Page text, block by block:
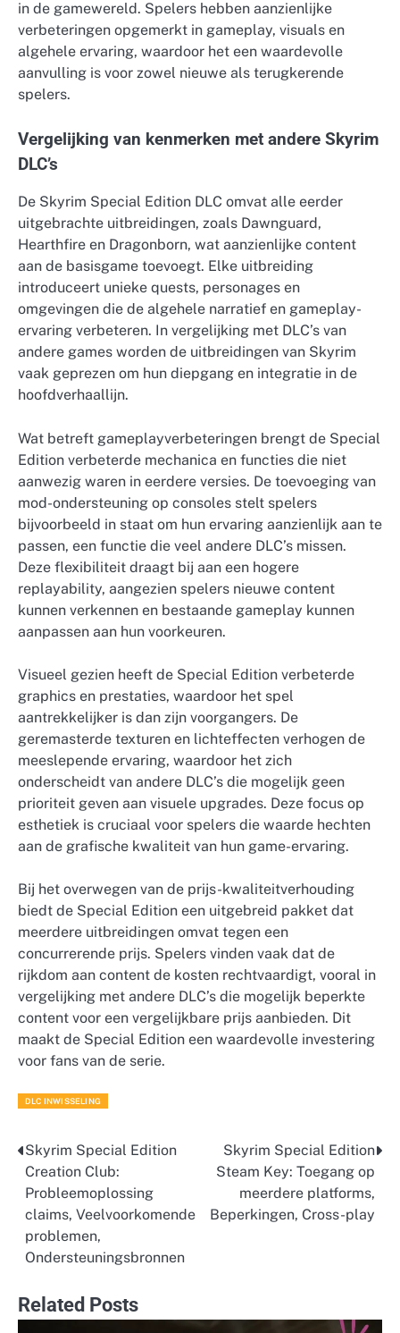
in de gamewereld. Spelers hebben aanzienlijke
verbeteringen opgemerkt in gameplay, visuals en
algehele ervaring, waardoor het een waardevolle
aanvulling is voor zowel nieuwe als terugkerende
spelers.
Vergelijking van kenmerken met andere Skyrim
DLC’s
De Skyrim Special Edition DLC omvat alle eerder
uitgebrachte uitbreidingen, zoals Dawnguard,
Hearthfire en Dragonborn, wat aanzienlijke content
aan de basisgame toevoegt. Elke uitbreiding
introduceert unieke quests, personages en
omgevingen die de algehele narratief en gameplay-
ervaring verbeteren. In vergelijking met DLC’s van
andere games worden de uitbreidingen van Skyrim
vaak geprezen om hun diepgang en integratie in de
hoofdverhaallijn.
Wat betreft gameplayverbeteringen brengt de Special
Edition verbeterde mechanica en functies die niet
aanwezig waren in eerdere versies. De toevoeging van
mod-ondersteuning op consoles stelt spelers
bijvoorbeeld in staat om hun ervaring aanzienlijk aan te
passen, een functie die veel andere DLC’s missen.
Deze flexibiliteit draagt bij aan een hogere
replayability, aangezien spelers nieuwe content
kunnen verkennen en bestaande gameplay kunnen
aanpassen aan hun voorkeuren.
Visueel gezien heeft de Special Edition verbeterde
graphics en prestaties, waardoor het spel
aantrekkelijker is dan zijn voorgangers. De
geremasterde texturen en lichteffecten verhogen de
meeslepende ervaring, waardoor het zich
onderscheidt van andere DLC’s die mogelijk geen
prioriteit geven aan visuele upgrades. Deze focus op
esthetiek is cruciaal voor spelers die waarde hechten
aan de grafische kwaliteit van hun game-ervaring.
Bij het overwegen van de prijs-kwaliteitverhouding
biedt de Special Edition een uitgebreid pakket dat
meerdere uitbreidingen omvat tegen een
concurrerende prijs. Spelers vinden vaak dat de
rijkdom aan content de kosten rechtvaardigt, vooral in
vergelijking met andere DLC’s die mogelijk beperkte
content voor een vergelijkbare prijs aanbieden. Dit
maakt de Special Edition een waardevolle investering
voor fans van de serie.
DLC INWISSELING
Post
navigation
Skyrim Special Edition
Creation Club:
Probleemoplossing
claims, Veelvoorkomende
problemen,
Ondersteuningsbronnen
Skyrim Special Edition
Steam Key: Toegang op
meerdere platforms,
Beperkingen, Cross-play
Related Posts